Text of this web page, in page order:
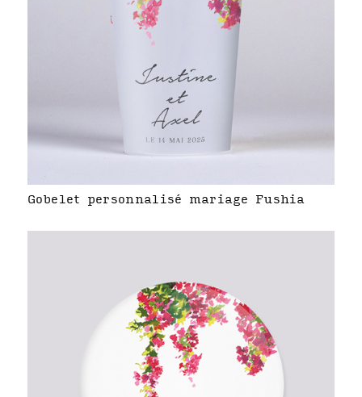
Gobelet personnalisé mariage Fushia